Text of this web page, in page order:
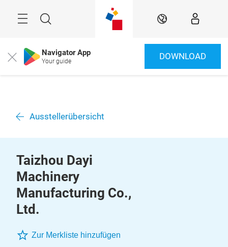
Suche DE
Close Navigator App
Your guide DOWNLOAD
Ausstellerübersicht
Taizhou Dayi
Machinery
Manufacturing Co.,
Ltd.
Zur Merkliste hinzufügen